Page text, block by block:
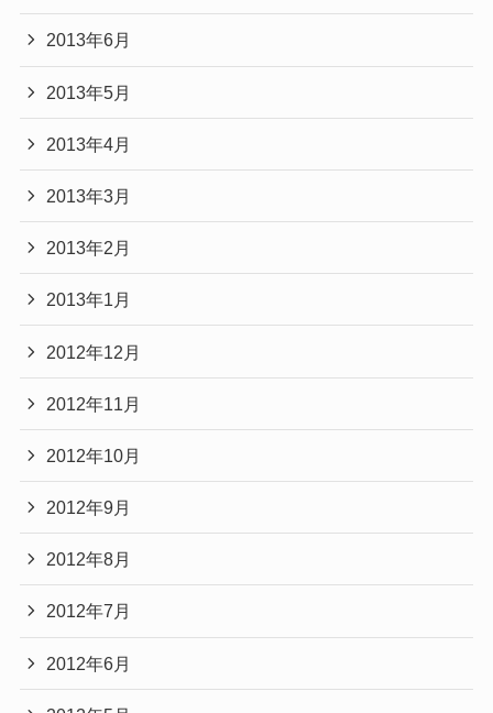
2013年6月
2013年5月
2013年4月
2013年3月
2013年2月
2013年1月
2012年12月
2012年11月
2012年10月
2012年9月
2012年8月
2012年7月
2012年6月